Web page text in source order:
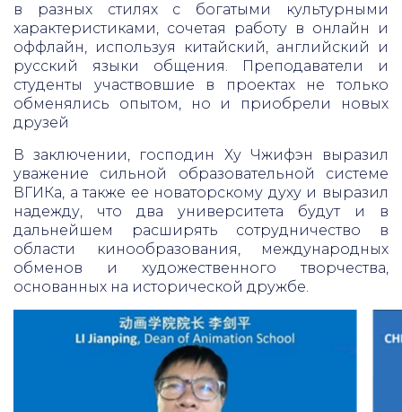
в разных стилях с богатыми культурными
характеристиками, сочетая работу в онлайн и
оффлайн, используя китайский, английский и
русский языки общения. Преподаватели и
студенты участвовшие в проектах не только
обменялись опытом, но и приобрели новых
друзей
В заключении, господин Ху Чжифэн выразил
уважение сильной образовательной системе
ВГИКа, а также ее новаторскому духу и выразил
надежду, что два университета будут и в
дальнейшем расширять сотрудничество в
области кинообразования, международных
обменов и художественного творчества,
основанных на исторической дружбе.